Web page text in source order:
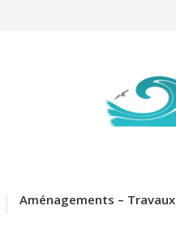
Aménagements – Travaux